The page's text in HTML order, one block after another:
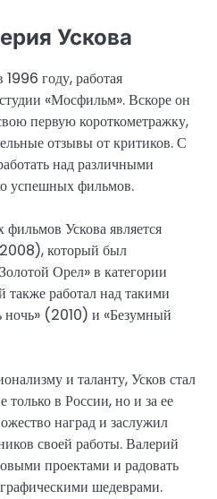
Ускова
1996 году, работая
«Мосфильм». Вскоре он
первую короткометражку,
отзывы от критиков. С
над различными
успешных фильмов.
Ускова является
который был
Орел» в категории
работал над такими
(2010) и «Безумный
и таланту, Усков стал
в России, но и за ее
наград и заслужил
своей работы. Валерий
проектами и радовать
шедеврами.